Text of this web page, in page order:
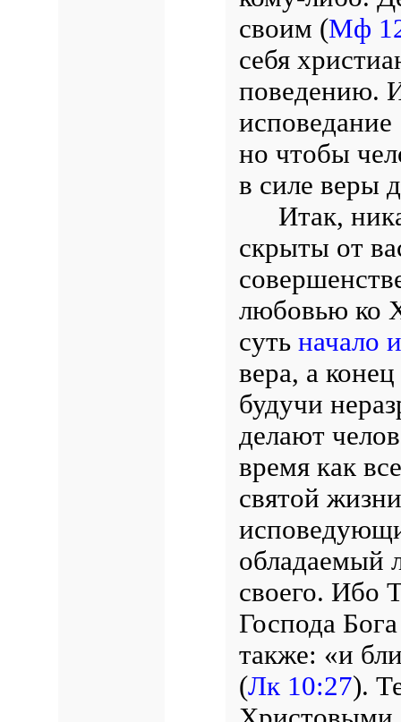
своим (Мф
себя
поведению.
исповедание
но чтобы
в силе веры
Итак,
скрыты от
любовью ко
суть начало
вера, а
будучи
делают
время как
святой
обладаемый
своего. Ибо
Господа
также: «и
(Лк 10:27).